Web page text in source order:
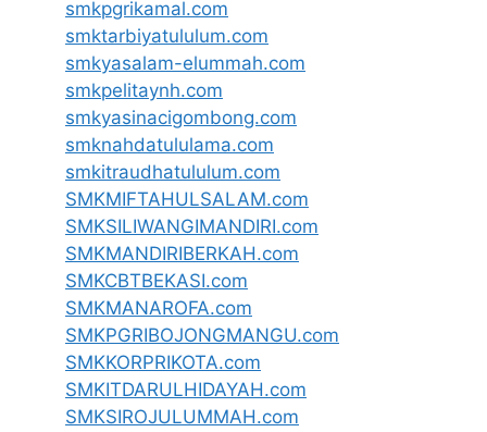
smkpgrikamal.com
smktarbiyatululum.com
smkyasalam-elummah.com
smkpelitaynh.com
smkyasinacigombong.com
smknahdatululama.com
smkitraudhatululum.com
SMKMIFTAHULSALAM.com
SMKSILIWANGIMANDIRI.com
SMKMANDIRIBERKAH.com
SMKCBTBEKASI.com
SMKMANAROFA.com
SMKPGRIBOJONGMANGU.com
SMKKORPRIKOTA.com
SMKITDARULHIDAYAH.com
SMKSIROJULUMMAH.com